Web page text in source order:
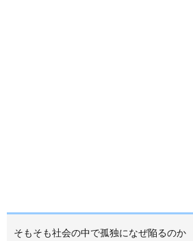
そもそも社会の中で孤独になぜ陥るのか